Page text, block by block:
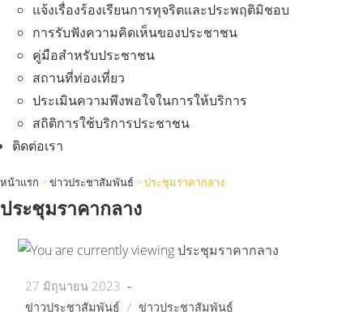
แจ้งเรื่องร้องเรียนการทุจริตและประพฤติมิชอบ
การรับฟังความคิดเห็นของประชาชน
คู่มือสำหรับประชาชน
สถานที่ท่องเที่ยว
ประเมินความพึงพอใจในการให้บริการ
สถิติการใช้บริการประชาชน
ติดต่อเรา
หน้าแรก >ข่าวประชาสัมพันธ์>ประชุมราคากลาง
ประชุมราคากลาง
Post
published:
27 มิถุนายน 2023
Post
ข่าวประชาสัมพันธ์ / ข่าวประชาสัมพันธ์